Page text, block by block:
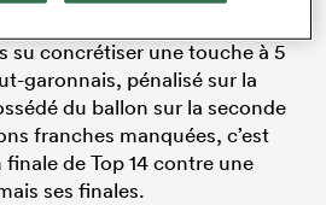
su concrétiser une touche à 5
garonnais, pénalisé sur la
du ballon sur la seconde
franches manquées, c’est
de Top 14 contre une
ses finales.